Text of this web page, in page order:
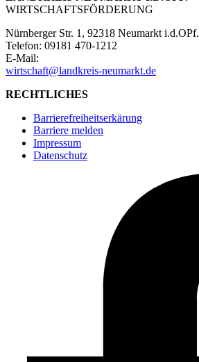
WIRTSCHAFTSFÖRDERUNG
Nürnberger Str. 1, 92318 Neumarkt i.d.OPf.
Telefon: 09181 470-1212
E-Mail:
wirtschaft@landkreis-neumarkt.de
RECHTLICHES
Barrierefreiheitserkärung
Barriere melden
Impressum
Datenschutz